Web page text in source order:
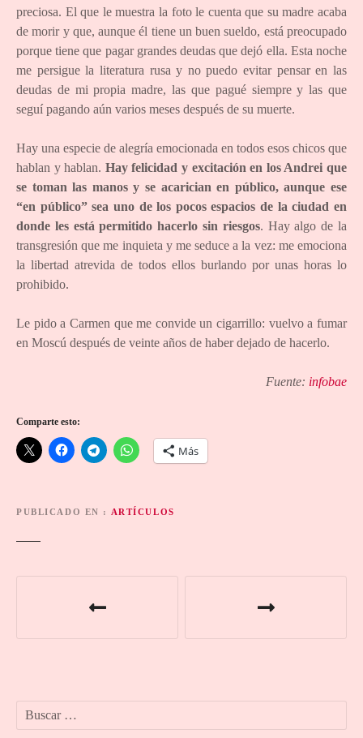
preciosa. El que le muestra la foto le cuenta que su madre acaba
de morir y que, aunque él tiene un buen sueldo, está preocupado
porque tiene que pagar grandes deudas que dejó ella. Esta noche
me persigue la literatura rusa y no puedo evitar pensar en las
deudas de mi propia madre, las que pagué siempre y las que
seguí pagando aún varios meses después de su muerte.
Hay una especie de alegría emocionada en todos esos chicos que
hablan y hablan. Hay felicidad y excitación en los Andrei que
se toman las manos y se acarician en público, aunque ese
“en público” sea uno de los pocos espacios de la ciudad en
donde les está permitido hacerlo sin riesgos. Hay algo de la
transgresión que me inquieta y me seduce a la vez: me emociona
la libertad atrevida de todos ellos burlando por unas horas lo
prohibido.
Le pido a Carmen que me convide un cigarrillo: vuelvo a fumar
en Moscú después de veinte años de haber dejado de hacerlo.
Fuente: infobae
Comparte esto:
Más
PUBLICADO EN ARTÍCULOS
g